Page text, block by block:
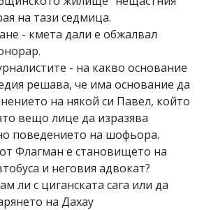
на тази седмица.
- кмета дали е обжалвал
- на какво основание
решава, че има основание да
на някой си Павел, който
вещо лице да изразява
поведението на шофьора.
Флагман е становището на
и неговия адвокат?
ли с циганската сага или да
на Дахау